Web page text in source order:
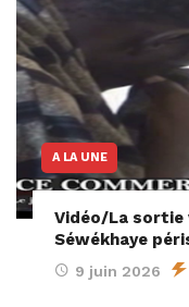
A LA UNE
Vidéo/La sortie
Séwékhaye
9 juin 2026